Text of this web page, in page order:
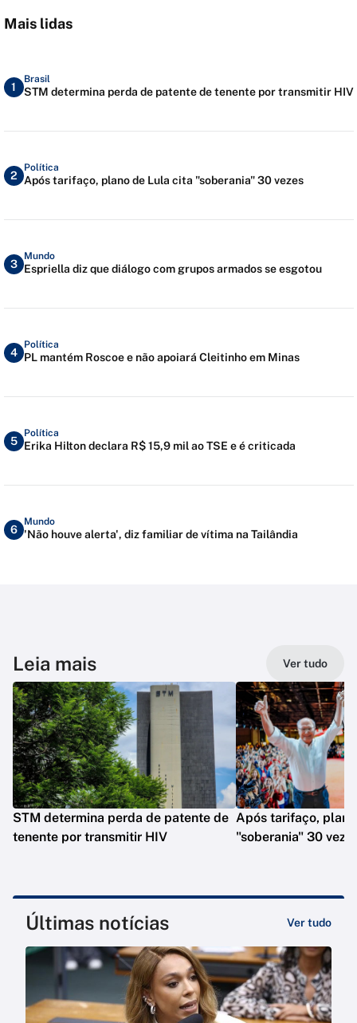
Mais lidas
1
Brasil
STM determina perda de patente de tenente por transmitir HIV
2
Política
Após tarifaço, plano de Lula cita "soberania" 30 vezes
3
Mundo
Espriella diz que diálogo com grupos armados se esgotou
4
Política
PL mantém Roscoe e não apoiará Cleitinho em Minas
5
Política
Erika Hilton declara R$ 15,9 mil ao TSE e é criticada
6
Mundo
'Não houve alerta', diz familiar de vítima na Tailândia
Leia mais Ver tudo
STM determina perda de patente de
tenente por transmitir HIV
Após tarifaço,
"soberania" 30
Últimas notícias Ver tudo